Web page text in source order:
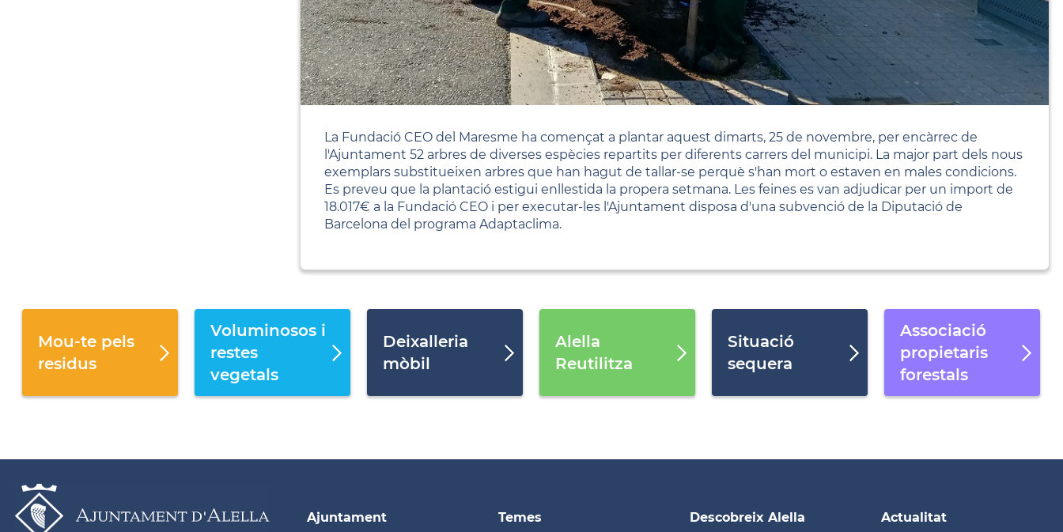
La Fundació CEO del Maresme ha començat a plantar aquest dimarts, 25 de novembre, per encàrrec de
l'Ajuntament 52 arbres de diverses espècies repartits per diferents carrers del municipi. La major part dels nous
exemplars substitueixen arbres que han hagut de tallar-se perquè s'han mort o estaven en males condicions.
Es preveu que la plantació estigui enllestida la propera setmana. Les feines es van adjudicar per un import de
18.017€ a la Fundació CEO i per executar-les l'Ajuntament disposa d'una subvenció de la Diputació de
Barcelona del programa Adaptaclima.
Mou-te pels
residus
Voluminosos i
restes
vegetals
Deixalleria
mòbil
Alella
Reutilitza
Situació
sequera
Associació
propietaris
forestals
Ajuntament Temes Descobreix Alella Actualitat